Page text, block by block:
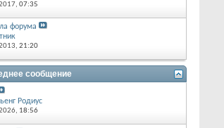
07:35
форума
21:20
сообщение
Родиус
18:56